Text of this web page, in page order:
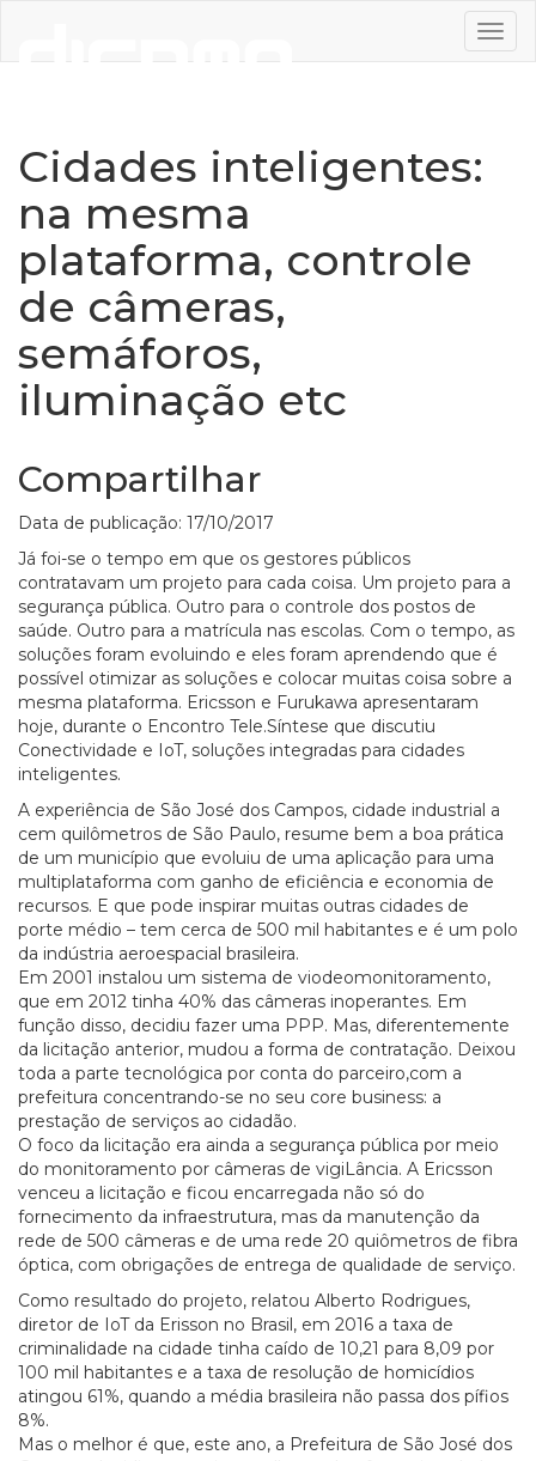
Cidades inteligentes:
na mesma
plataforma, controle
de câmeras,
semáforos,
iluminação etc
Compartilhar
Data de publicação: 17/10/2017
Já foi-se o tempo em que os gestores públicos
contratavam um projeto para cada coisa. Um projeto para a
segurança pública. Outro para o controle dos postos de
saúde. Outro para a matrícula nas escolas. Com o tempo, as
soluções foram evoluindo e eles foram aprendendo que é
possível otimizar as soluções e colocar muitas coisa sobre a
mesma plataforma. Ericsson e Furukawa apresentaram
hoje, durante o Encontro Tele.Síntese que discutiu
Conectividade e IoT, soluções integradas para cidades
inteligentes.
A experiência de São José dos Campos, cidade industrial a
cem quilômetros de São Paulo, resume bem a boa prática
de um município que evoluiu de uma aplicação para uma
multiplataforma com ganho de eficiência e economia de
recursos. E que pode inspirar muitas outras cidades de
porte médio – tem cerca de 500 mil habitantes e é um polo
da indústria aeroespacial brasileira.
Em 2001 instalou um sistema de viodeomonitoramento,
que em 2012 tinha 40% das câmeras inoperantes. Em
função disso, decidiu fazer uma PPP. Mas, diferentemente
da licitação anterior, mudou a forma de contratação. Deixou
toda a parte tecnológica por conta do parceiro,com a
prefeitura concentrando-se no seu core business: a
prestação de serviços ao cidadão.
O foco da licitação era ainda a segurança pública por meio
do monitoramento por câmeras de vigiLância. A Ericsson
venceu a licitação e ficou encarregada não só do
fornecimento da infraestrutura, mas da manutenção da
rede de 500 câmeras e de uma rede 20 quiômetros de fibra
óptica, com obrigações de entrega de qualidade de serviço.
Como resultado do projeto, relatou Alberto Rodrigues,
diretor de IoT da Erisson no Brasil, em 2016 a taxa de
criminalidade na cidade tinha caído de 10,21 para 8,09 por
100 mil habitantes e a taxa de resolução de homicídios
atingou 61%, quando a média brasileira não passa dos pífios
8%.
Mas o melhor é que, este ano, a Prefeitura de São José dos